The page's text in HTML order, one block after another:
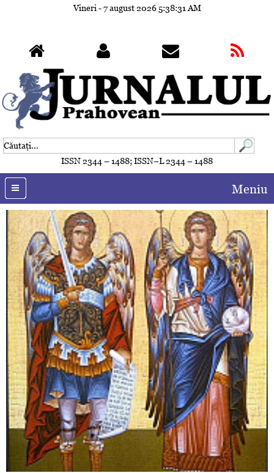
Vineri - 7 august 2026 5:38:31 AM
ISSN 2344 – 1488; ISSN–L 2344 – 1488
Meniu